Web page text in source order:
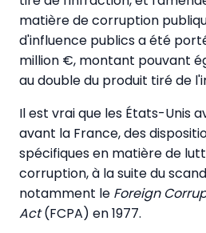
matière de corruption
d'influence publics a été
million €, montant pouvant
au double du produit tiré de
Il est vrai que les États-Unis
avant la France, des
spécifiques en matière de
corruption, à la suite du
notamment le Foreign
Act(FCPA) en 1977.